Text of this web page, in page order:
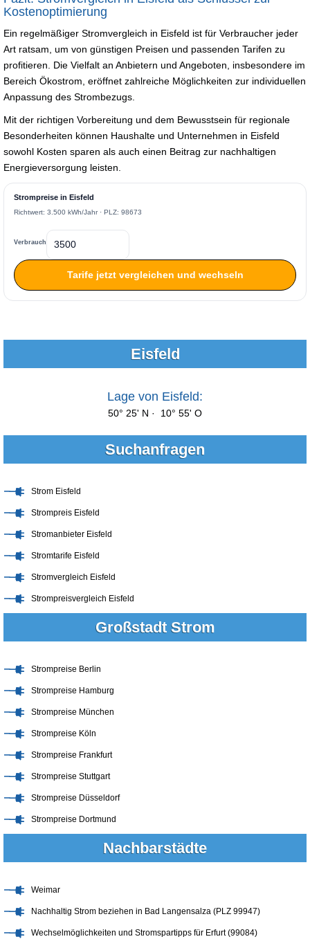
Kostenoptimierung
Ein regelmäßiger Stromvergleich in Eisfeld ist für Verbraucher jeder
Art ratsam, um von günstigen Preisen und passenden Tarifen zu
profitieren. Die Vielfalt an Anbietern und Angeboten, insbesondere im
Bereich Ökostrom, eröffnet zahlreiche Möglichkeiten zur individuellen
Anpassung des Strombezugs.
Mit der richtigen Vorbereitung und dem Bewusstsein für regionale
Besonderheiten können Haushalte und Unternehmen in Eisfeld
sowohl Kosten sparen als auch einen Beitrag zur nachhaltigen
Energieversorgung leisten.
Strompreise in Eisfeld
Richtwert: 3.500 kWh/Jahr · PLZ: 98673
Verbrauch
Tarife jetzt vergleichen und wechseln
Eisfeld
Lage von Eisfeld:
50° 25' N · 10° 55' O
Suchanfragen
Strom Eisfeld
Strompreis Eisfeld
Stromanbieter Eisfeld
Stromtarife Eisfeld
Stromvergleich Eisfeld
Strompreisvergleich Eisfeld
Großstadt Strom
Strompreise Berlin
Strompreise Hamburg
Strompreise München
Strompreise Köln
Strompreise Frankfurt
Strompreise Stuttgart
Strompreise Düsseldorf
Strompreise Dortmund
Nachbarstädte
Weimar
Nachhaltig Strom beziehen in Bad Langensalza (PLZ 99947)
Wechselmöglichkeiten und Stromspartipps für Erfurt (99084)